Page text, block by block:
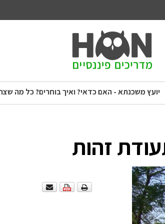
יועץ משכנתא - האם כדאי? ואיך בוחרים? כל מה
זהות